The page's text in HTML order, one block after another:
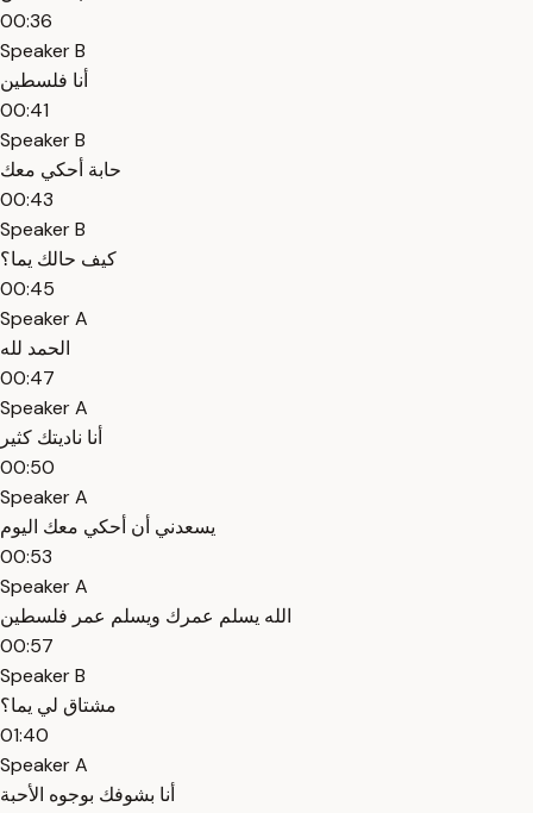
00:36
Speaker B
أنا فلسطين
00:41
Speaker B
حابة أحكي معك
00:43
Speaker B
كيف حالك يما؟
00:45
Speaker A
الحمد لله
00:47
Speaker A
أنا ناديتك كثير
00:50
Speaker A
يسعدني أن أحكي معك اليوم
00:53
Speaker A
الله يسلم عمرك ويسلم عمر فلسطين
00:57
Speaker B
مشتاق لي يما؟
01:40
Speaker A
أنا بشوفك بوجوه الأحبة